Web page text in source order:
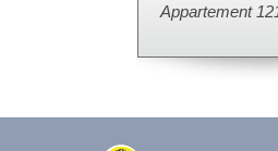
Appartement